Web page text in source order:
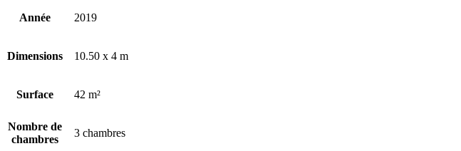
Année 2019
Dimensions 10.50 x 4 m
Surface 42 m²
Nombre de
chambres
3 chambres